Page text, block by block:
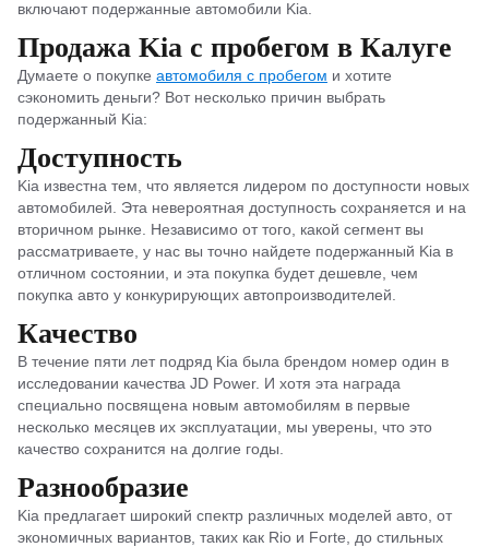
включают подержанные автомобили Kia.
Продажа Kia с пробегом в Калуге
Думаете о покупке автомобиля с пробегом и хотите
сэкономить деньги? Вот несколько причин выбрать
подержанный Kia:
Доступность
Kia известна тем, что является лидером по доступности новых
автомобилей. Эта невероятная доступность сохраняется и на
вторичном рынке. Независимо от того, какой сегмент вы
рассматриваете, у нас вы точно найдете подержанный Kia в
отличном состоянии, и эта покупка будет дешевле, чем
покупка авто у конкурирующих автопроизводителей.
Качество
В течение пяти лет подряд Kia была брендом номер один в
исследовании качества JD Power. И хотя эта награда
специально посвящена новым автомобилям в первые
несколько месяцев их эксплуатации, мы уверены, что это
качество сохранится на долгие годы.
Разнообразие
Kia предлагает широкий спектр различных моделей авто, от
экономичных вариантов, таких как Rio и Forte, до стильных